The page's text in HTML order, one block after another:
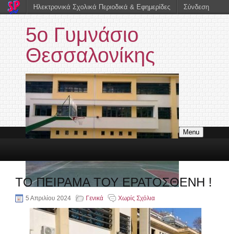
5ο Γυμνάσιο
Θεσσαλονίκης
Menu
ΤΟ ΠΕΙΡΑΜΑ ΤΟΥ ΕΡΑΤΟΣΘΕΝΗ !
5 Απριλίου 2024 Γενικά Χωρίς Σχόλια
Ηλεκτρονικά Σχολικά Περιοδικά & Εφημερίδες Σύνδεση